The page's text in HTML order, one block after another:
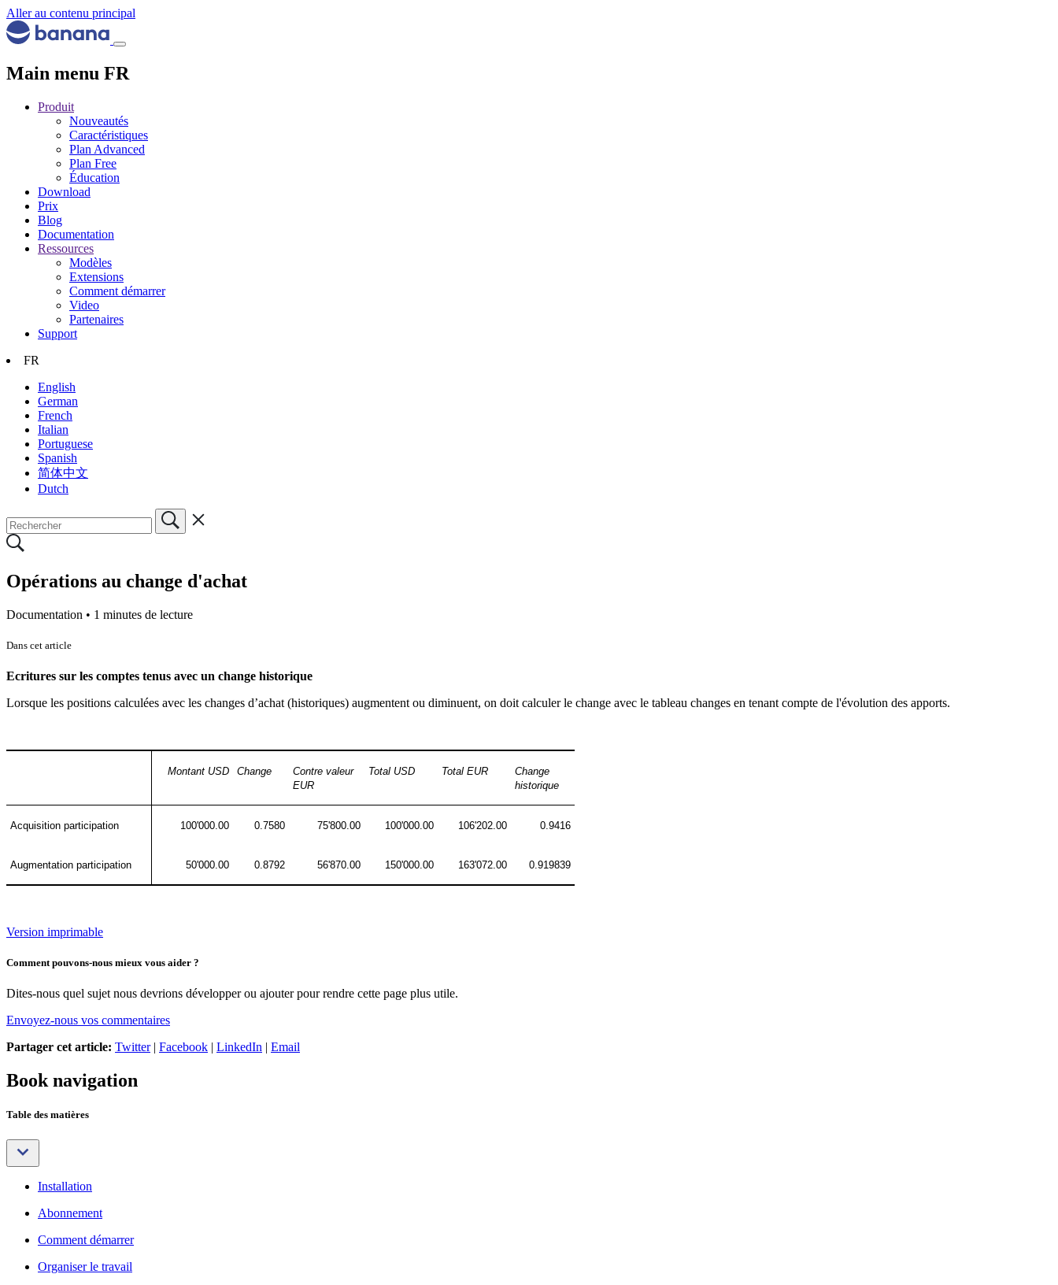
Aller au contenu principal
Main menu FR
Produit
Nouveautés
Caractéristiques
Plan Advanced
Plan Free
Éducation
Download
Prix
Blog
Documentation
Ressources
Modèles
Extensions
Comment démarrer
Video
Partenaires
Support
FR
English
German
French
Italian
Portuguese
Spanish
简体中文
Dutch
Opérations au change d'achat
Documentation • 1 minutes de lecture
Dans cet article
Ecritures sur les comptes tenus avec un change historique
Lorsque les positions calculées avec les changes d’achat (historiques) augmentent ou diminuent, on doit calculer le change avec le tableau changes en tenant compte de l'évolution des apports.
Montant USD Change
Contre valeur
EUR
Total USD Total EUR
Change
historique
Acquisition participation 100'000.00 0.7580 75'800.00 100'000.00 106'202.00 0.9416
Augmentation participation 50'000.00 0.8792 56'870.00 150'000.00 163'072.00 0.919839
Version imprimable
Comment pouvons-nous mieux vous aider ?
Dites-nous quel sujet nous devrions développer ou ajouter pour rendre cette page plus utile.
Envoyez-nous vos commentaires
Partager cet article: Twitter| Facebook | LinkedIn | Email
Book navigation
Table des matières
Installation
Abonnement
Comment démarrer
Organiser le travail